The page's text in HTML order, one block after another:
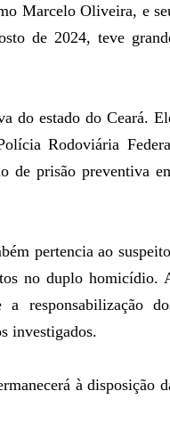
Marcelo Oliveira, e
de 2024, teve
do estado do Ceará.
Rodoviária
de prisão preventiva
pertencia ao
no duplo homicídio.
responsabilização
investigados.
à disposição